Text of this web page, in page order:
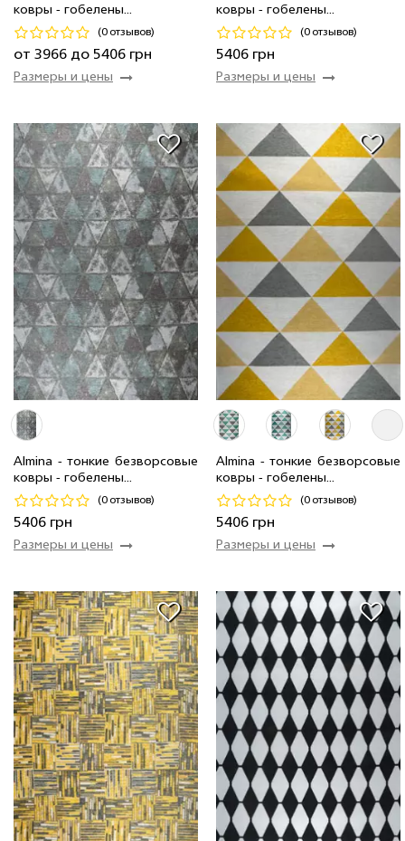
ковры - гобелены...
(0 отзывов)
от 3966 до 5406 грн
Размеры и цены
Код 22605
Купить
ковры - гобелены...
(0 отзывов)
5406 грн
Размеры и цены
Код 19433
Almina - тонкие безворсовые
ковры - гобелены...
(0 отзывов)
5406 грн
Размеры и цены
Код 22600
Almina - тонкие безворсовые
ковры - гобелены...
(0 отзывов)
5406 грн
Размеры и цены
2.0 x 2.9 м 92 шт
8 520 грн
Код 22604